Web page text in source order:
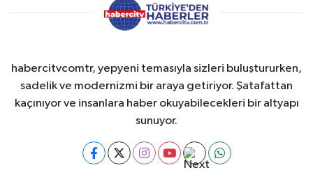
habercitvcomtr, yepyeni temasıyla sizleri buluştururken,
sadelik ve modernizmi bir araya getiriyor. Şatafattan
kaçınıyor ve insanlara haber okuyabilecekleri bir altyapı
sunuyor.